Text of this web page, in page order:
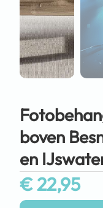
boven
en
€22,95